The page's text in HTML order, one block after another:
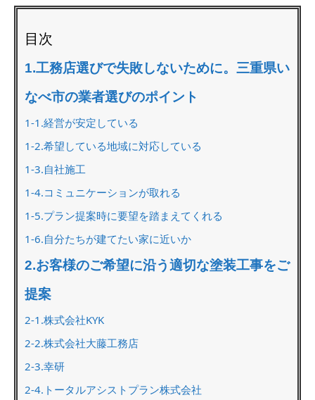
目次
1.工務店選びで失敗しないために。三重県い
なべ市の業者選びのポイント
1-1.経営が安定している
1-2.希望している地域に対応している
1-3.自社施工
1-4.コミュニケーションが取れる
1-5.プラン提案時に要望を踏まえてくれる
1-6.自分たちが建てたい家に近いか
2.お客様のご希望に沿う適切な塗装工事をご
提案
2-1.株式会社KYK
2-2.株式会社大藤工務店
2-3.幸研
2-4.トータルアシストプラン株式会社